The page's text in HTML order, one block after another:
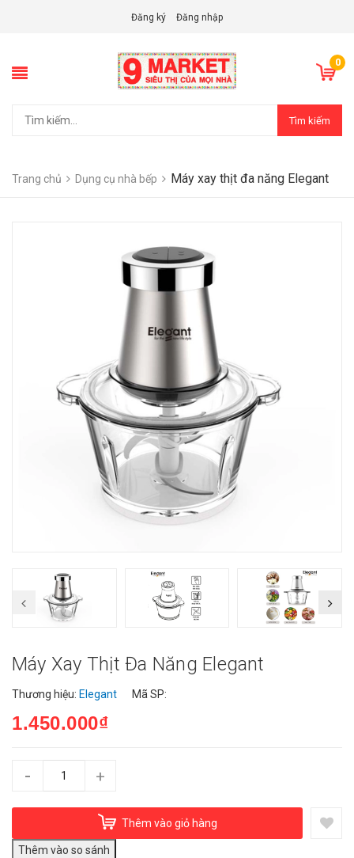
Đăng ký Đăng nhập
0
Tìm kiếm
Trang chủ Dụng cụ nhà bếp Máy xay thịt đa năng Elegant
Máy Xay Thịt Đa Năng Elegant
Thương hiệu: Elegant Mã SP:
1.450.000₫
- +
Thêm vào giỏ hàng